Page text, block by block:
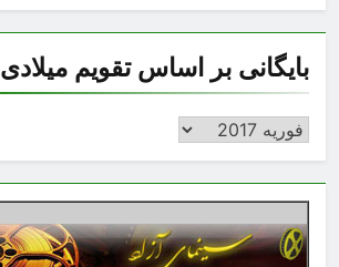
بایگانی بر اساس تقویم میلادی
بایگانی
اساس
تقویم
میلادی